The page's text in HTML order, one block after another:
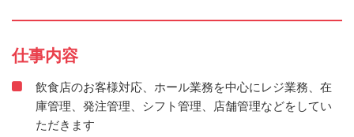
仕事内容
飲食店のお客様対応、ホール業務を中心にレジ業務、在
庫管理、発注管理、シフト管理、店舗管理などをしてい
ただきます